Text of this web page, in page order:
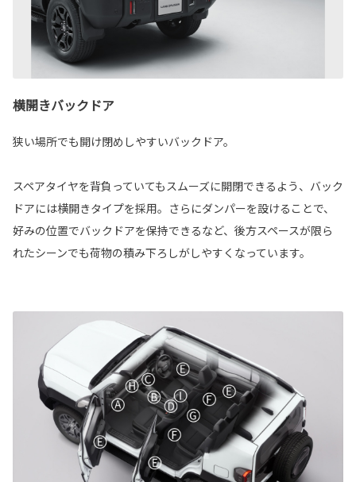
横開きバックドア
狭い場所でも開け閉めしやすいバックドア。
スペアタイヤを背負っていてもスムーズに開閉できるよう、バック
ドアには横開きタイプを採用。さらにダンパーを設けることで、
好みの位置でバックドアを保持できるなど、後方スペースが限ら
れたシーンでも荷物の積み下ろしがしやすくなっています。